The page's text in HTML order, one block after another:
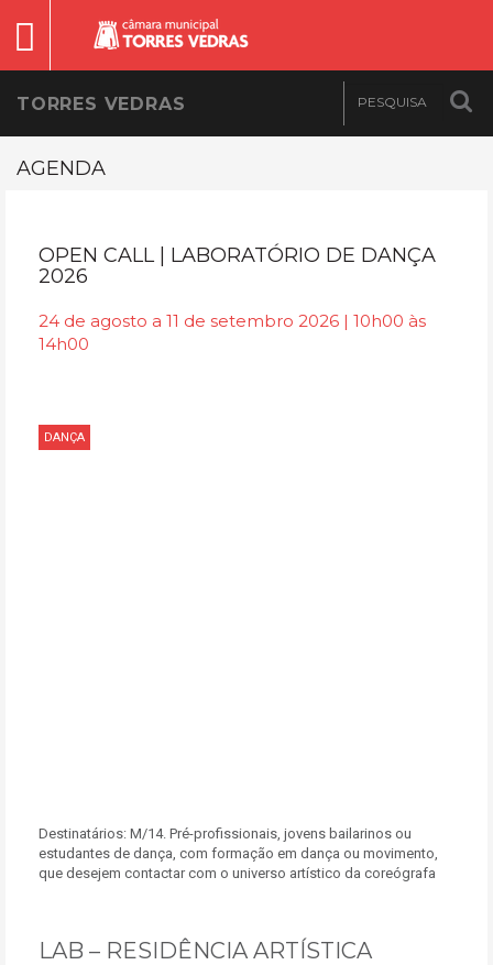
TORRES VEDRAS
AGENDA
OPEN CALL | LABORATÓRIO DE DANÇA
2026
24 de agosto a 11 de setembro 2026 | 10h00 às
14h00
DANÇA
Destinatários: M/14. Pré-profissionais, jovens bailarinos ou
estudantes de dança, com formação em dança ou movimento,
que desejem contactar com o universo artístico da coreógrafa
LAB – RESIDÊNCIA ARTÍSTICA